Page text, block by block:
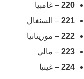
220 – غامبيا
221 – السنغال
222 – موريتانيا
223 – مالي
224 – غينيا